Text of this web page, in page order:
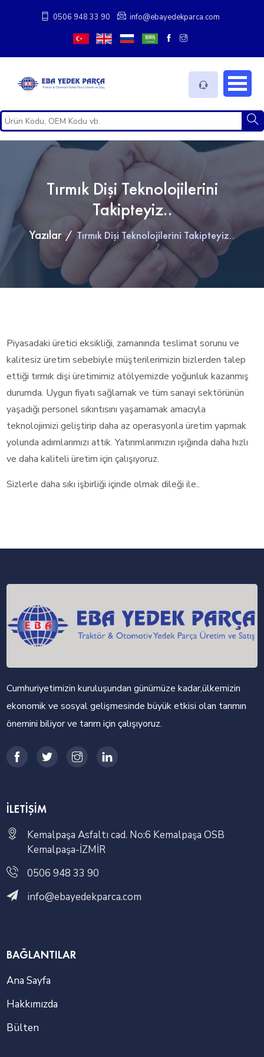
0506 948 33 90 info@ebayedekparca.com
Tırmık Dişi Teknolojilerini
Takipteyiz..
Yazılar Tırmık Dişi Teknolojilerini Takipteyiz..
Piyasadaki üretici eksikliği, zamanında teslimat sorunu ve
kalitesiz üretim sebebiyle müşterilerimizin bizlerden talep
ettiği tırmık dişi üretimimiz atölyemizde yoğunluk kazanmış
durumda. Uygun fiyatı sağlamak ve tüm sanayi sektörünün
yaşadığı personel sıkıntısını yaşamamak amacıyla
teknolojimizi geliştirip daha az operasyonla üretim yapmak
yolunda adımlarımızı attık. Yatırımlarımızın ışığında daha hızlı
ve daha kaliteli üretim için çalışıyoruz.
Sizlerle daha sıkı işbirliği içinde olmak dileği ile..
Cumhuriyetimizin kuruluşundan günümüze kadar,ülkemizin
ekonomik ve sosyal gelişmesinde büyük etkisi olan tarımın
önemini biliyor ve tarım için çalışıyoruz.
İLETIŞIM
Kemalpaşa Asfaltı cad. No:6 Kemalpaşa OSB
Kemalpaşa-İZMİR
0506 948 33 90
info@ebayedekparca.com
BAĞLANTILAR
Ana Sayfa
Hakkımızda
Bülten